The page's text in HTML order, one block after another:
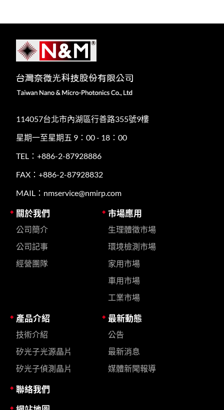
114057台北市內湖區行善路355號9樓
星期一至星期五 9：00 - 18：00
TEL：+886-2-87928886
FAX：+886-2-87928832
MAIL：nmservice@nmirp.com
關於我們
公司簡介
公司記事
經營團隊
市場應用
生理體徵市場
環境檢測市場
家用市場
車用市場
工業市場
產品介紹
技術介紹
矽光子光源晶片
矽光子偵測晶片
最新動態
公告
最新消息
媒體新聞報導
聯絡我們